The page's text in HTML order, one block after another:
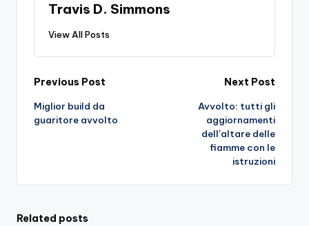
Travis D. Simmons
View All Posts
Post
navigation
Previous Post
Miglior build da
guaritore avvolto
Next Post
Avvolto: tutti gli
aggiornamenti
dell’altare delle
fiamme con le
istruzioni
Related posts